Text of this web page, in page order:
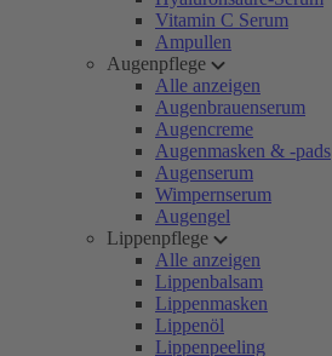
Vitamin C Serum
Ampullen
Augenpflege
Alle anzeigen
Augenbrauenserum
Augencreme
Augenmasken & -pads
Augenserum
Wimpernserum
Augengel
Lippenpflege
Alle anzeigen
Lippenbalsam
Lippenmasken
Lippenöl
Lippenpeeling